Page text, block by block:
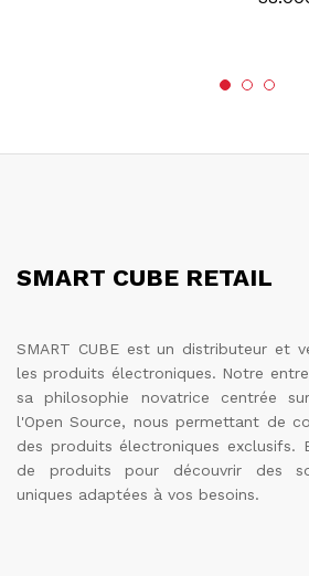
SMART CUBE RETAIL
SMART CUBE est un distributeur et
les produits électroniques. Notre
sa philosophie novatrice centrée
l'Open Source, nous permettant de
des produits électroniques exclusifs.
de produits pour découvrir des
uniques adaptées à vos besoins.